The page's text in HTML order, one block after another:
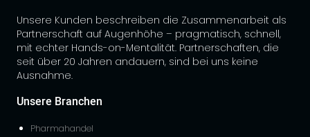
Unsere Kunden beschreiben die Zusammenarbeit als
Partnerschaft auf Augenhöhe – pragmatisch, schnell,
mit echter Hands-on-Mentalität. Partnerschaften, die
seit über 20 Jahren andauern, sind bei uns keine
Ausnahme.
Unsere Branchen
Pharmahandel